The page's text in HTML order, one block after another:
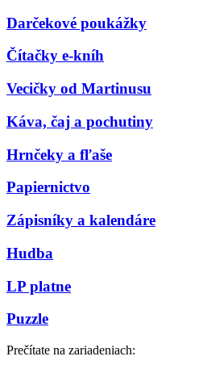
Darčekové poukážky
Čítačky e-kníh
Vecičky od Martinusu
Káva, čaj a pochutiny
Hrnčeky a fľaše
Papiernictvo
Zápisníky a kalendáre
Hudba
LP platne
Puzzle
Prečítate na zariadeniach: